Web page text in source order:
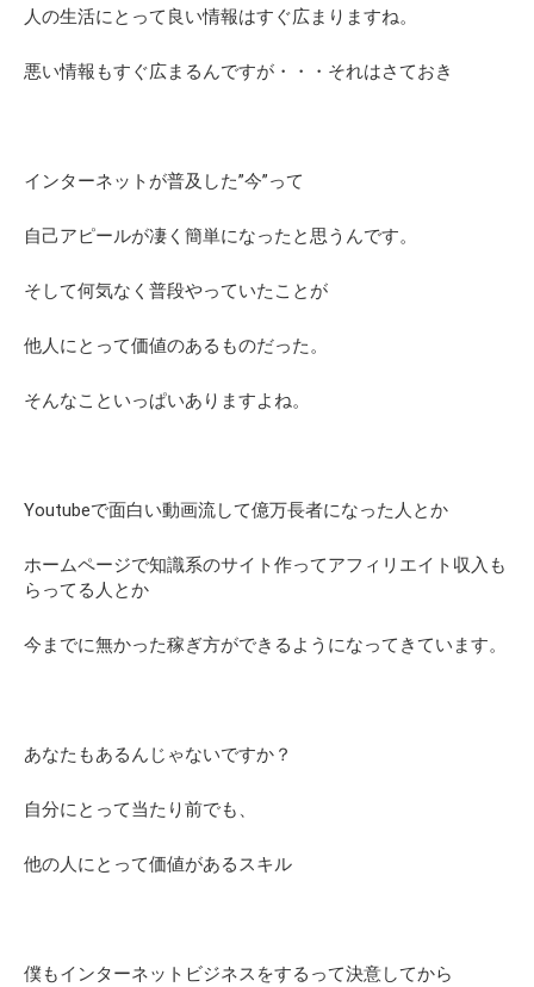
人の生活にとって良い情報はすぐ広まりますね。
悪い情報もすぐ広まるんですが・・・それはさておき
インターネットが普及した”今”って
自己アピールが凄く簡単になったと思うんです。
そして何気なく普段やっていたことが
他人にとって価値のあるものだった。
そんなこといっぱいありますよね。
Youtubeで面白い動画流して億万長者になった人とか
ホームページで知識系のサイト作ってアフィリエイト収入も
らってる人とか
今までに無かった稼ぎ方ができるようになってきています。
あなたもあるんじゃないですか？
自分にとって当たり前でも、
他の人にとって価値があるスキル
僕もインターネットビジネスをするって決意してから